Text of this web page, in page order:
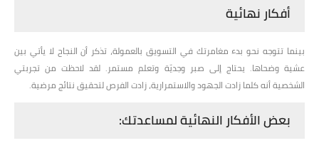
أفكار نهائية
بينما تتوجه نحو بدء مغامرتك في التسويق بالعمولة، تذكر أن النجاح لا يأتي بين
عشية وضحاها. يحتاج إلى صبر وجديّة وتعلم مستمر. لقد لاحظت من تجربتي
الشخصية أنه كلما زادت الجهود والاستمرارية، زادت الفرص لتحقيق نتائج مرضية.
بعض الأفكار النهائية لمساعدتك: